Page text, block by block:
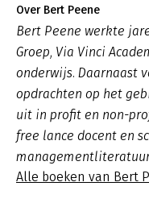
Over Bert Peene
Bert Peene werkte
Groep, Via Vinci
onderwijs. Daarnaast
opdrachten op het
uit in profit en non-
free lance docent en
Alle boeken van Bert